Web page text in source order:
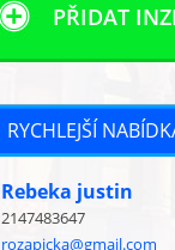
PŘIDAT
RYCHLEJŠÍ
Rebeka justin
2147483647
rozapjcka@gmail.com